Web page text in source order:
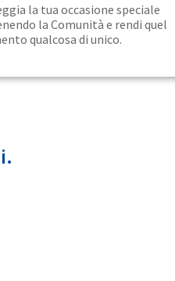
la tua occasione speciale
la Comunità e rendi quel
qualcosa di unico.